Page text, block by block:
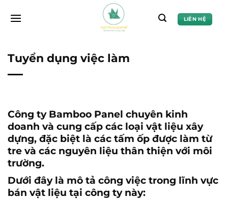
đến
LIÊN HỆ
Tuyển dụng việc làm
Công ty Bamboo Panel chuyên kinh
doanh và cung cấp các loại vật liệu xây
dựng, đặc biệt là các tấm ốp được làm từ
tre và các nguyên liệu thân thiện với môi
trường.
Dưới đây là mô tả công việc trong lĩnh vực
bán vật liệu tại công ty này: